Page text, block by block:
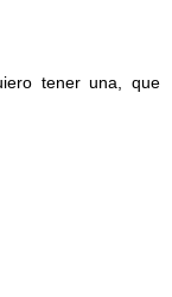
tener una, que